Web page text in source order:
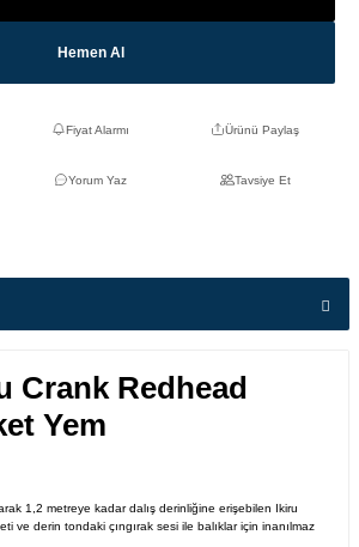
Hemen Al
Fiyat Alarmı Ürünü Paylaş
Yorum Yaz Tavsiye Et
Crank Redhead
Yem
1,2 metreye kadar dalış derinliğine erişebilen Ikiru
ve derin tondaki çıngırak sesi ile balıklar için inanılmaz